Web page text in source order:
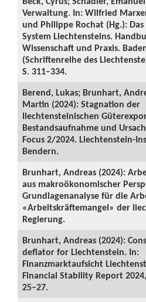
Verwaltung. In: Wilfried
und Philippe Rochat (Hg.):
System Liechtensteins.
Wissenschaft und Praxis.
(Schriftenreihe des
S. 311–334.
Berend, Lukas; Brunhart,
Martin (2024): Stagnation der
liechtensteinischen
Bestandsaufnahme und
Focus 2/2024. Liechtenstein-
Bendern.
Brunhart, Andreas (2024):
aus makroökonomischer
Grundlagenanalyse für die
«Arbeitskräftemangel» der
Regierung.
Brunhart, Andreas (2024):
deflator for Liechtenstein. In:
Finanzmarktaufsicht
Financial Stability Report
25–27.